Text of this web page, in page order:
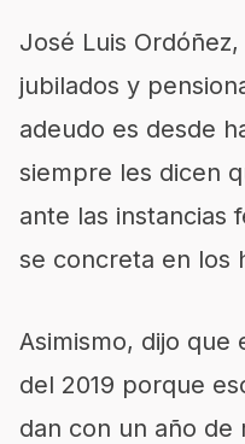
José Luis
jubilados y
adeudo es desde
siempre les dicen
ante las instancias
se concreta en los
Asimismo, dijo que
del 2019 porque
dan con un año de